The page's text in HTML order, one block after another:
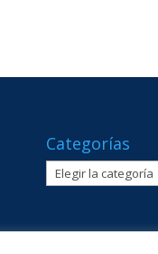
Categorías
Categorías